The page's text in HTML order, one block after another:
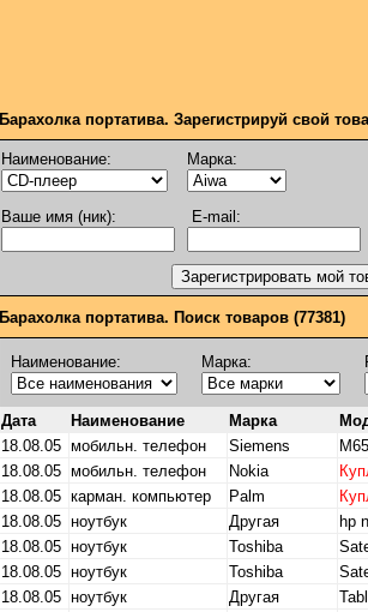
Барахолка портатива. Зарегистрируй свой
Наименование: Марка:
Ваше имя (ник): E-mail:
Барахолка портатива. Поиск товаров (77381)
Наименование: Марка:
Дата Наименование Марка
18.08.05 мобильн. телефон Siemens
M65
18.08.05 мобильн. телефон Nokia
18.08.05 карман. компьютер Palm
18.08.05 ноутбук Другая
hp
18.08.05 ноутбук Toshiba
18.08.05 ноутбук Toshiba
18.08.05 ноутбук Другая